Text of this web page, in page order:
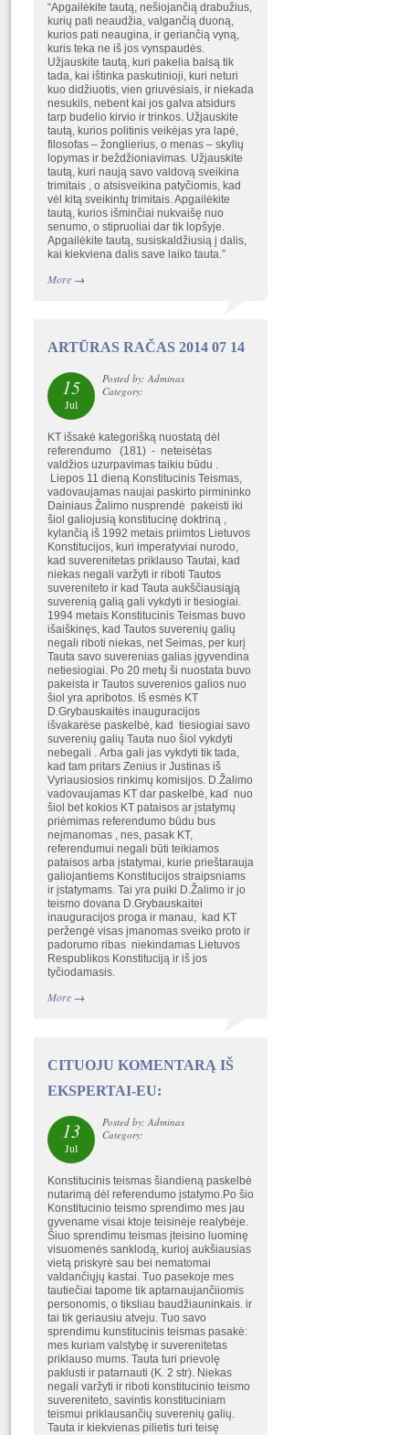
“Apgailėkite tautą, nešiojančią drabužius,
kurių pati neaudžia, valgančią duoną,
kurios pati neaugina, ir geriančią vyną,
kuris teka ne iš jos vynspaudės.
Užjauskite tautą, kuri pakelia balsą tik
tada, kai ištinka paskutinioji, kuri neturi
kuo didžiuotis, vien griuvėsiais, ir niekada
nesukils, nebent kai jos galva atsidurs
tarp budelio kirvio ir trinkos. Užjauskite
tautą, kurios politinis veikėjas yra lapė,
filosofas – žonglierius, o menas – skylių
lopymas ir beždžioniavimas. Užjauskite
tautą, kuri naują savo valdovą sveikina
trimitais , o atsisveikina patyčiomis, kad
vėl kitą sveikintų trimitais. Apgailėkite
tautą, kurios išminčiai nukvaišę nuo
senumo, o stipruoliai dar tik lopšyje.
Apgailėkite tautą, susiskaldžiusią į dalis,
kai kiekviena dalis save laiko tauta.”
More→
ARTŪRAS RAČAS 2014 07 14
15
Jul
Posted by: Adminas
Category:
KT išsakė kategorišką nuostatą dėl
referendumo (181) - neteisėtas
valdžios uzurpavimas taikiu būdu .
Liepos 11 dieną Konstitucinis Teismas,
vadovaujamas naujai paskirto pirmininko
Dainiaus Žalimo nusprendė pakeisti iki
šiol galiojusią konstitucinę doktriną ,
kylančią iš 1992 metais priimtos Lietuvos
Konstitucijos, kuri imperatyviai nurodo,
kad suverenitetas priklauso Tautai, kad
niekas negali varžyti ir riboti Tautos
suvereniteto ir kad Tauta aukščiausiąją
suverenią galią gali vykdyti ir tiesiogiai.
1994 metais Konstitucinis Teismas buvo
išaiškinęs, kad Tautos suverenių galių
negali riboti niekas, net Seimas, per kurį
Tauta savo suverenias galias įgyvendina
netiesiogiai. Po 20 metų ši nuostata buvo
pakeista ir Tautos suverenios galios nuo
šiol yra apribotos. Iš esmės KT
D.Grybauskaitės inauguracijos
išvakarėse paskelbė, kad tiesiogiai savo
suverenių galių Tauta nuo šiol vykdyti
nebegali . Arba gali jas vykdyti tik tada,
kad tam pritars Zenius ir Justinas iš
Vyriausiosios rinkimų komisijos. D.Žalimo
vadovaujamas KT dar paskelbė, kad nuo
šiol bet kokios KT pataisos ar įstatymų
priėmimas referendumo būdu bus
neįmanomas , nes, pasak KT,
referendumui negali būti teikiamos
pataisos arba įstatymai, kurie prieštarauja
galiojantiems Konstitucijos straipsniams
ir įstatymams. Tai yra puiki D.Žalimo ir jo
teismo dovana D.Grybauskaitei
inauguracijos proga ir manau, kad KT
peržengė visas įmanomas sveiko proto ir
padorumo ribas niekindamas Lietuvos
Respublikos Konstituciją ir iš jos
tyčiodamasis.
More→
CITUOJU KOMENTARĄ IŠ
EKSPERTAI-EU:
13
Jul
Posted by: Adminas
Category:
Konstitucinis teismas šiandieną paskelbė
nutarimą dėl referendumo įstatymo.Po šio
Konstitucinio teismo sprendimo mes jau
gyvename visai ktoje teisinėje realybėje.
Šiuo sprendimu teismas įteisino luominę
visuomenės sanklodą, kurioj aukšiausias
vietą priskyrė sau bei nematomai
valdančiųjų kastai. Tuo pasekoje mes
tautiečiai tapome tik aptarnaujančiiomis
personomis, o tiksliau baudžiauninkais. ir
tai tik geriausiu atveju. Tuo savo
sprendimu kunstitucinis teismas pasakė:
mes kuriam valstybę ir suverenitetas
priklauso mums. Tauta turi prievolę
paklusti ir patarnauti (K. 2 str). Niekas
negali varžyti ir riboti konstitucinio teismo
suvereniteto, savintis konstituciniam
teismui priklausančių suverenių galių.
Tauta ir kiekvienas pilietis turi teisę